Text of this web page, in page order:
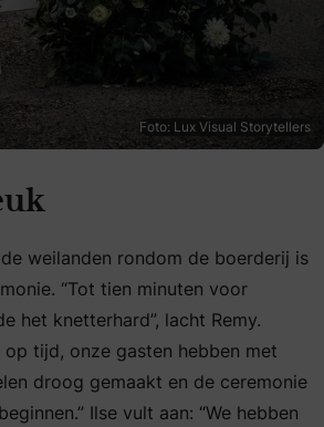
Foto: Lux Visual Storytellers
weilanden rondom de boerderij is
“Tot tien minuten voor
het knetterhard”, lacht Remy.
tijd, onze gasten hebben met
droog gemaakt en de ceremonie
Ilse vult aan: “We hebben